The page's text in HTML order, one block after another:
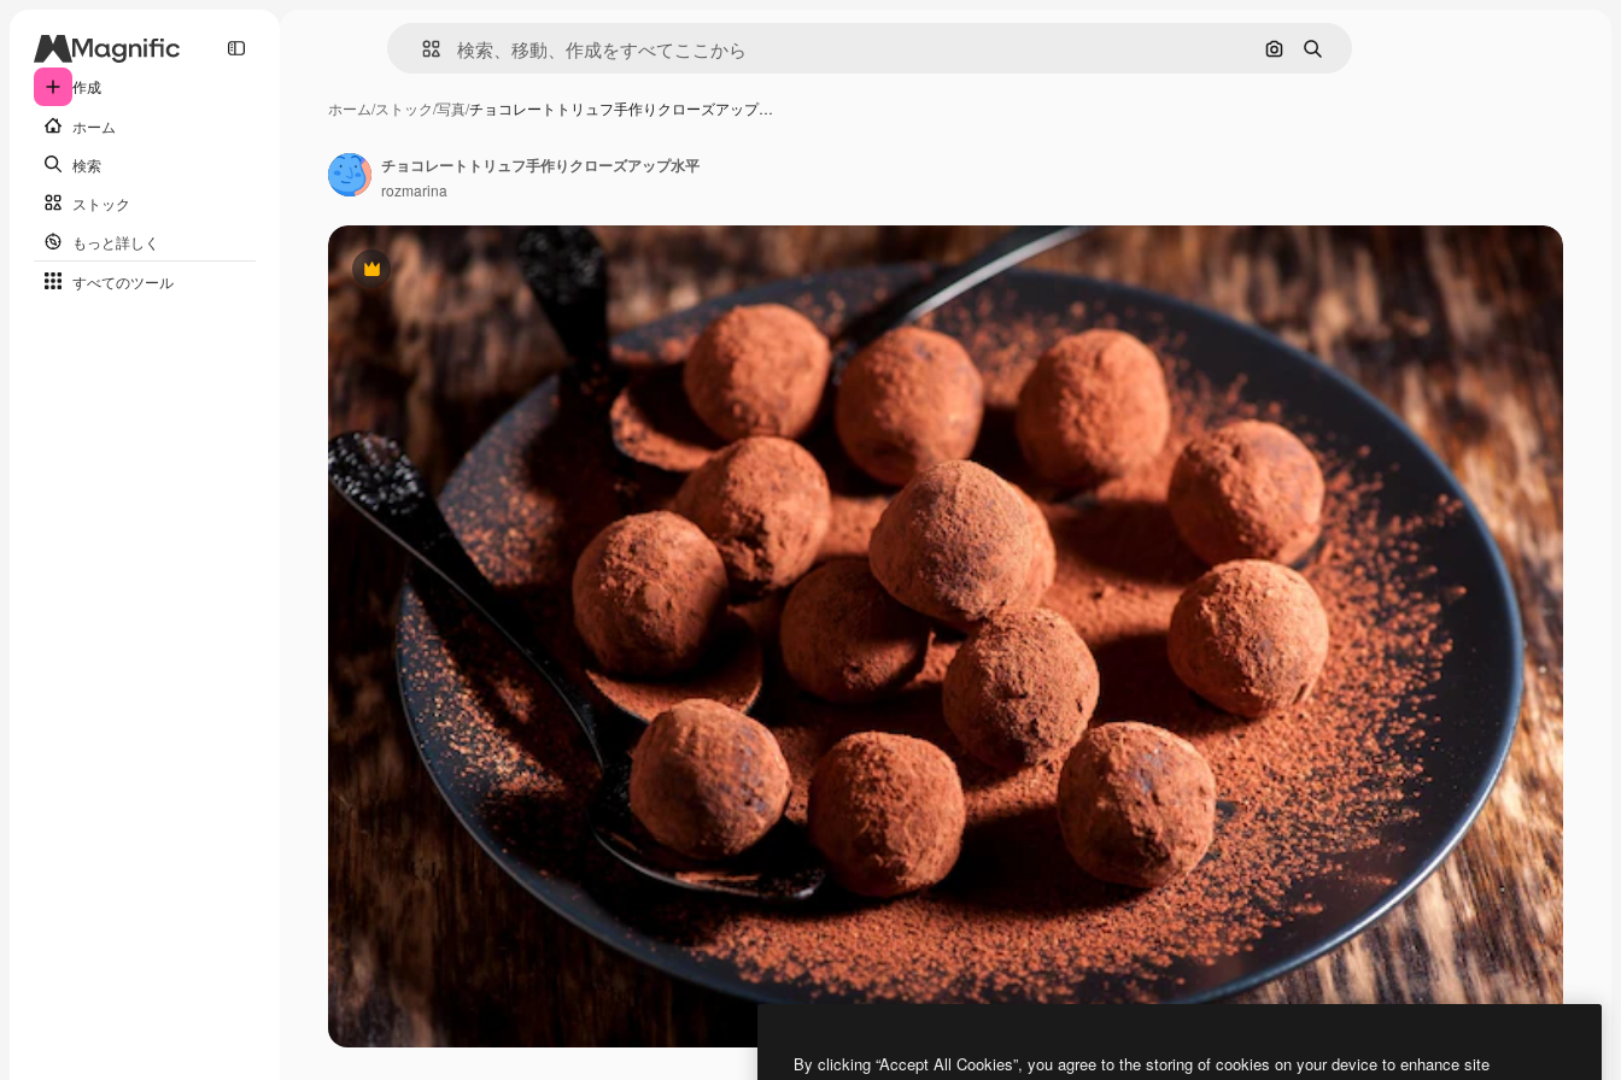
作成
ホーム
検索
ストック
もっと詳しく
すべてのツール
画像で検索
検索
ホーム/ストック/写真/チョコレートトリュフ手作りクローズアップ…
Premium
チョコレートトリュフ手作りクローズアップ水平
rozmarina
By clicking “Accept All Cookies”, you agree to the storing of cookies on your device to enhance site